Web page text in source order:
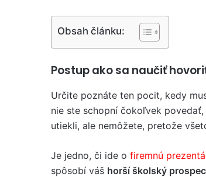
Obsah článku:
Postup ako sa naučiť
Určite poznáte ten pocit, kedy
nie ste schopní čokoľvek
utiekli, ale nemôžete, pretože
Je jedno, či ide o firemnú
spôsobí váš horší školský